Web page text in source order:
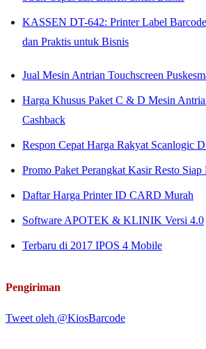
KASSEN DT-642: Printer Label
dan Praktis untuk Bisnis
Jual Mesin Antrian Touchscreen
Harga Khusus Paket C & D Mesin
Cashback
Respon Cepat Harga Rakyat Scanlogic
Promo Paket Perangkat Kasir Resto Siap
Daftar Harga Printer ID CARD Murah
Software APOTEK & KLINIK Versi 4.0
Terbaru di 2017 IPOS 4 Mobile
Pengiriman
Tweet oleh @KiosBarcode